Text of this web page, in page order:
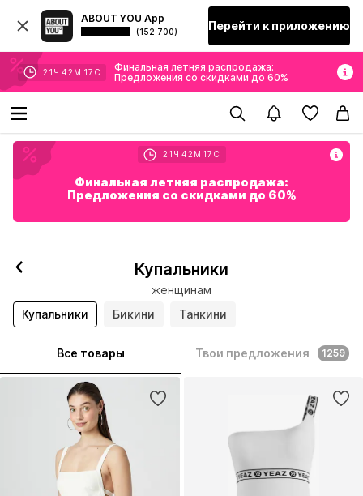
ABOUT YOU App
(152 700) Перейти к приложению
21 Ч 42 М 15 С
Финальная летняя распродажа:
Предложения со скидками до 60%
21 Ч 42 М 15 С
Финальная летняя распродажа:
Предложения со скидками до 60%
Купальники
женщинам
Купальники
Бикини Танкини
Все товары Твои предложения 1259